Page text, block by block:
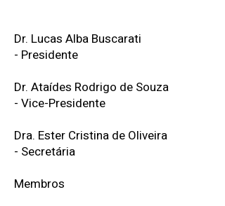
Dr. Lucas Alba Buscarati
- Presidente
Dr. Ataídes Rodrigo de Souza
- Vice-Presidente
Dra. Ester Cristina de Oliveira
- Secretária
Membros